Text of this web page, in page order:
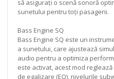
să asigurați o scenă sonoră
sunetului pentru toți pasagerii.
Bass Engine SQ
Bass Engine SQ este un
a sunetului, care ajustează
audio pentru a optimiza
este activat, acest mod
de egalizare (EQ), nivelurile